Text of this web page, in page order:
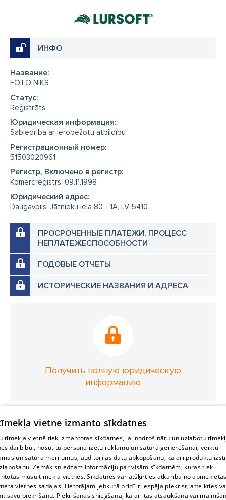
ИНФО
Название:
FOTO NIKS
Cтатус:
Reģistrēts
Юридическая информация:
Sabiedrība ar ierobežotu atbildību
Регистрационный номер:
51503020961
Регистр, Включено в регистр:
Komercreģistrs, 09.11.1998
Юридический адрес:
Daugavpils, Jātnieku iela 80 - 1A, LV-5410
ПРОСРОЧЕННЫЕ ПЛАТЕЖИ, ПРОЦЕСС
НЕПЛАТЕЖЕСПОСОБНОСТИ
ГОДОВЫЕ ОТЧЕТЫ
ИСТОРИЧЕСКИЕ НАЗВАНИЯ И АДРЕСА
Получить полную юридическую
информацию
vietne izmanto sīkdatnes
tīmekļa vietnē tiek izmantotas sīkdatnes, lai nodrošinātu un uzlabotu
darbību., nosūtītu personalizētu reklāmu un satura ģenerēšanai, veiktu
un satura mērījumus, auditorijas datu apkopošanu, kā arī produktu
Zemāk sniedzam informāciju par visām sīkdatnēm, kuras tiek
mūsu tīmekļa vietnēs. Sīkdatnes var atšķirties atkarībā no
vietnes sadaļas. Lietotājam jebkurā brīdī ir iespēja piekrist, atteikties
savu piekrišanu. Piekrišanas sniegšana, kā arī tās atsaukšana vai